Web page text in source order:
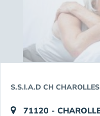
S.S.I.A.D CH CHAROLLES
71120 -